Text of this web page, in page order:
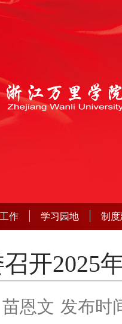
作 学习园地 制
开2025
恩文 发布时